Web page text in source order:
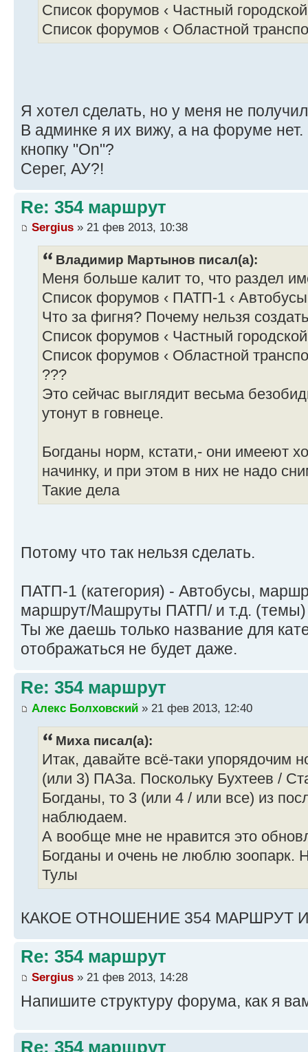
Список форумов ‹ Частный
Список форумов ‹ Областной
Я хотел сделать, но у меня не
В админке я их вижу, а на форуме
кнопку "On"?
Серег, АУ?!
Re: 354 маршрут
Sergius » 21 фев 2013, 10:38
Владимир Мартынов писал(а):
Меня больше калит то, что раздел
Список форумов ‹ ПАТП-1 ‹
Что за фигня? Почему нельзя
Список форумов ‹ Частный
Список форумов ‹ Областной
???
Это сейчас выглядит весьма
утонут в говнеце.
Богданы норм, кстати,- они имееют
начинку, и при этом в них не надо
Такие дела
Потому что так нельзя сделать.
ПАТП-1 (категория) - Автобусы,
маршрут/Машруты ПАТП/ и т.д. (темы)
Ты же даешь только название для
отображаться не будет даже.
Re: 354 маршрут
Алекс Болховский » 21 фев 2013, 12:40
Миха писал(а):
Итак, давайте всё-таки упорядочим
(или 3) ПАЗа. Поскольку Бухтеев /
Богданы, то 3 (или 4 / или все) из
наблюдаем.
А вообще мне не нравится это
Богданы и очень не люблю зоопарк.
Тулы
КАКОЕ ОТНОШЕНИЕ 354 МАРШРУТ
Re: 354 маршрут
Sergius » 21 фев 2013, 14:28
Напишите структуру форума, как я
Re: 354 маршрут